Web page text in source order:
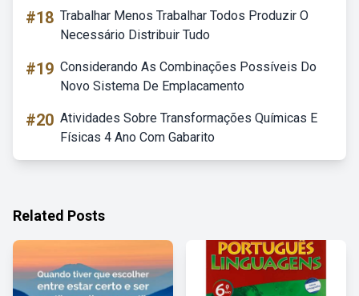
#18 Trabalhar Menos Trabalhar Todos Produzir O
Necessário Distribuir Tudo
#19 Considerando As Combinações Possíveis Do
Novo Sistema De Emplacamento
#20 Atividades Sobre Transformações Químicas E
Físicas 4 Ano Com Gabarito
Related Posts